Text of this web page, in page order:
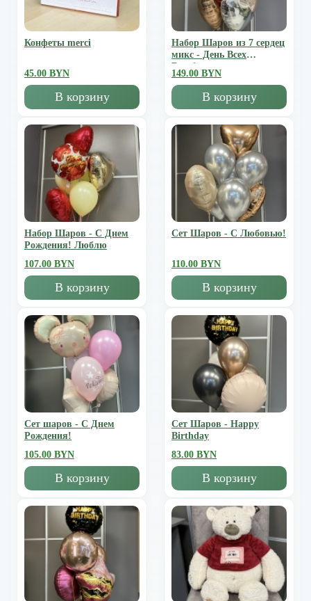
Конфеты merci
45.00 BYN
В корзину
Набор Шаров из 7 сердец
микс - День Всех
Влюбленных
149.00 BYN
В корзину
Набор Шаров - С Днем
Рождения! Люблю
107.00 BYN
В корзину
Сет Шаров - С Любовью!
110.00 BYN
В корзину
Сет шаров - С Днем
Рождения!
105.00 BYN
В корзину
Сет Шаров - Happy
Birthday
83.00 BYN
В корзину